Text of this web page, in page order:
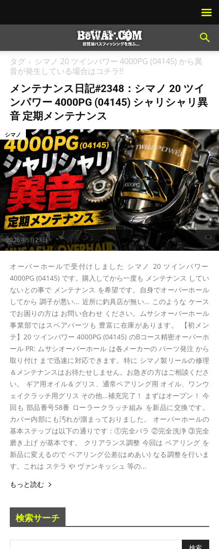
タグ
シマノ 20 ツインパワー 4000PG (04145) から異
音が発生している場合はコチラ!!
メンテナンス日記#2348：シマノ 20 ツイ
ンパワー 4000PG (04145) シャリシャリ異
音 定期メンテナンス
2026年5月27日
シマノ
オーバーホールで受付けしました シマノ 20 ツインパワー
4000PG (04145) です。購入してから一度も メンテナンス してい
ないとの事で メンテナンス を希望です。自身でオーバーホール
してから 調子が悪い... 近所に釣具店が無い... このような ケース
でお困りの方は お問い合わせ ください。ムサシオーバーホール
事業部ではスペアパーツも 豊富に在庫があります。 【初メン
テ】20 ツインパワー 4000PG (04145) のBコース精密オーバーホ
ール PR: ムサシオーバーホール は各メーカーの パーツ発注 から
取り付け まで迅速に対応できます。特に シマノ製リールの修理
＆メンテナンスはお待たせしません。お急ぎの方はご相談くださ
い。 ギア用オイル＆グリス、通常ベアリング用 オイル、ワンウ
ェイクラッチ用グリス その他...補充完了！ まずはオープン！ 今
回も 部品番号58番 ローラークラッチ組み を新品に交換です。
カバー内部にも汚れが溜まっておりました。 オーバーホールの
基本ステップは以下の通りです：①完全バラ ②完全洗浄 ③完全
磨き上げ が基本です。 クリアランス調整 今回は ベアリング を
新品に変えるので ベアリング公差(はめあい) なる調整を行いま
す。これは ステラ や ヴァンキッシュ 等の...
もっと読む
検索サーチ